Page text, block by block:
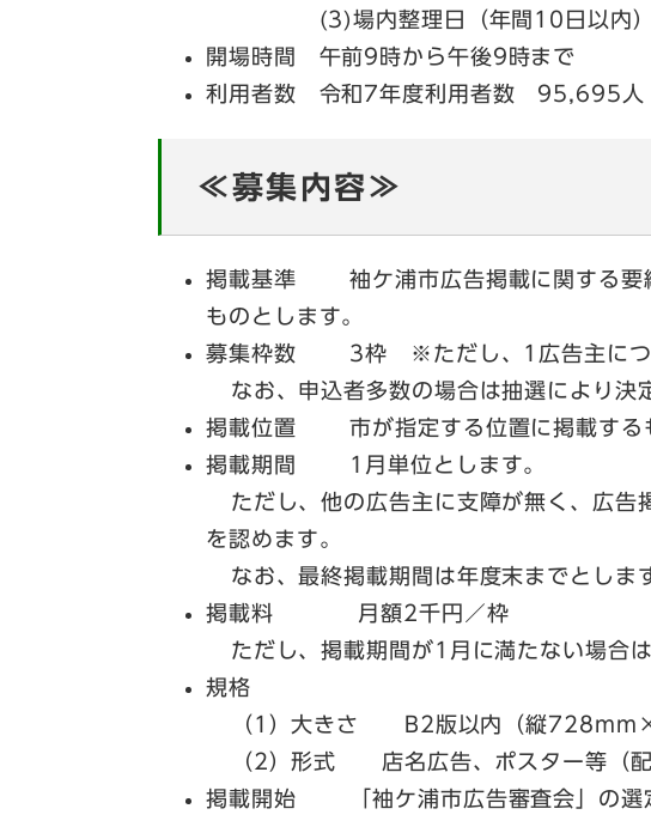
(3)場内整理日（年間10日以内）
開場時間 午前9時から午後9時まで
利用者数 令和7年度利用者数 95,695人
≪募集内容≫
掲載基準 袖ケ浦市広告掲載に関する要
ものとします。
募集枠数 3枠 ※ただし、1広告主につ
なお、申込者多数の場合は抽選により決
掲載位置 市が指定する位置に掲載する
掲載期間 1月単位とします。
ただし、他の広告主に支障が無く、広告
を認めます。
なお、最終掲載期間は年度末までとしま
掲載料 月額2千円／枠
ただし、掲載期間が1月に満たない場合は
規格
（1）大きさ B2版以内（縦728mm×
（2）形式 店名広告、ポスター等（配
掲載開始 「袖ケ浦市広告審査会」の選